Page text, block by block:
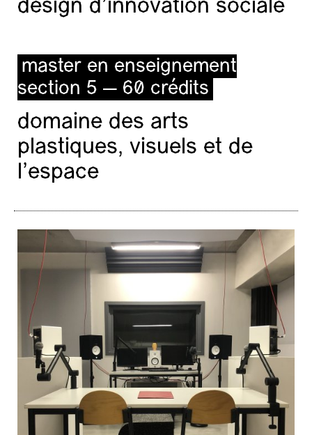
design d'innovation sociale
master en enseignement
section 5 — 60 crédits
domaine des arts
plastiques, visuels et de
l’espace